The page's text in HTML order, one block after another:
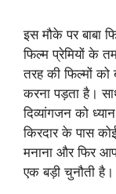
इस मौके पर बाबा
फिल्म प्रेमियों के
तरह की फिल्मों
करना पड़ता है।
दिव्यांगजन को
किरदार के पास
मनाना और फिर
एक बड़ी चुनौती है।